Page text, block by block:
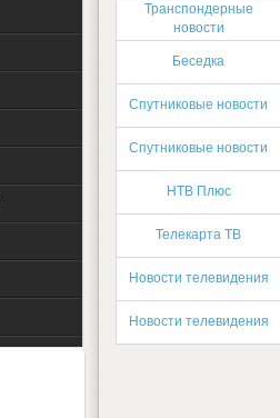
Транспондерные
новости
Беседка
Спутниковые новости
Спутниковые новости
НТВ Плюс
Телекарта ТВ
Новости телевидения
Новости телевидения